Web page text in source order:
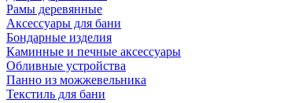
Рамы деревянные
Аксессуары для бани
Бондарные изделия
Каминные и печные аксессуары
Обливные устройства
Панно из можжевельника
Текстиль для бани